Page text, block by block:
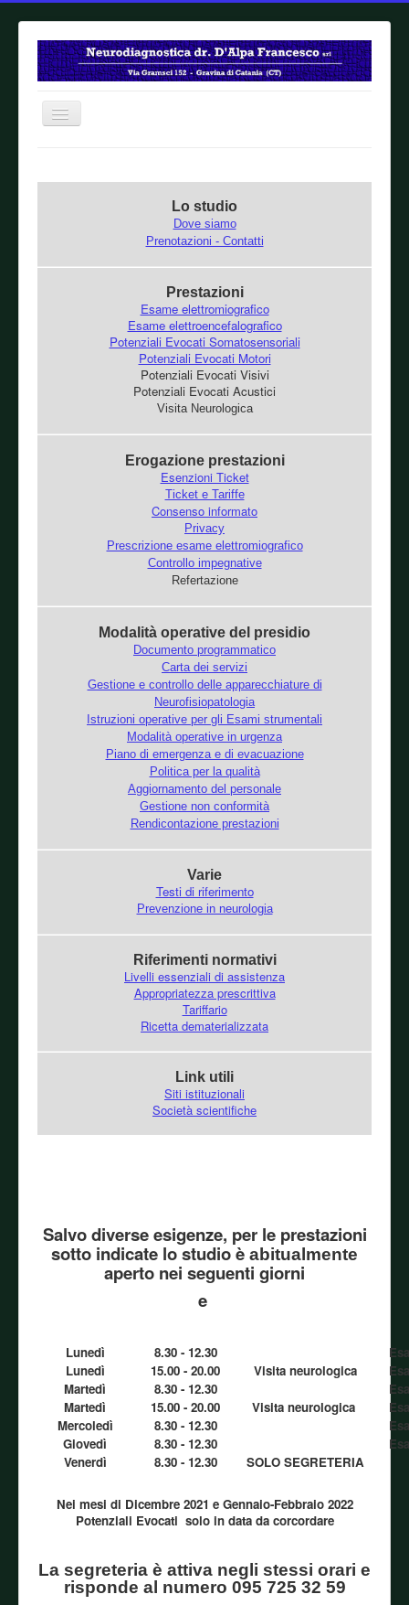
Lo studio
Dove siamo
Prenotazioni - Contatti
Prestazioni
Esame elettromiografico
Esame elettroencefalografico
Potenziali Evocati Somatosensoriali
Potenziali Evocati Motori
Potenziali Evocati Visivi
Potenziali Evocati Acustici
Visita Neurologica
Erogazione prestazioni
Esenzioni Ticket
Ticket e Tariffe
Consenso informato
Privacy
Prescrizione esame elettromiografico
Controllo impegnative
Refertazione
Modalità operative del presidio
Documento programmatico
Carta dei servizi
Gestione e controllo delle apparecchiature di
Neurofisiopatologia
Istruzioni operative per gli Esami strumentali
Modalità operative in urgenza
Piano di emergenza e di evacuazione
Politica per la qualità
Aggiornamento del personale
Gestione non conformità
Rendicontazione prestazioni
Varie
Testi di riferimento
Prevenzione in neurologia
Riferimenti normativi
Livelli essenziali di assistenza
Appropriatezza prescrittiva
Tariffario
Ricetta dematerializzata
Link utili
Siti istituzionali
Società scientifiche
Salvo diverse esigenze, per le prestazioni
sotto indicate lo studio è abitualmente
aperto nei seguenti giorni
e
Lunedì 8.30 - 12.30
Lunedì
15.00 - 20.00 Visita neurologica
Martedì
8.30 - 12.30
Martedì
15.00 - 20.00 Visita neurologica
Mercoledì
8.30 - 12.30
Giovedì
8.30 - 12.30
Venerdì
8.30 - 12.30 SOLO SEGRETERIA
Nei mesi di Dicembre 2021 e Gennaio-Febbraio 2022
Potenziali Evocati solo in data da corcordare
La segreteria è attiva negli stessi orari e
risponde al numero 095 725 32 59